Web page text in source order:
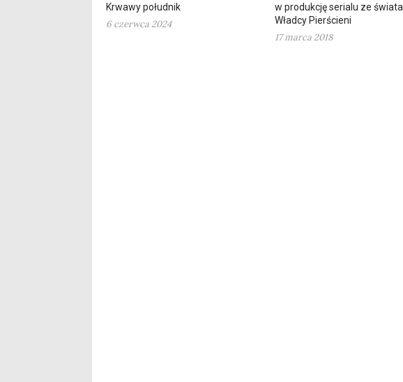
Krwawy południk
6 czerwca 2024
w produkcję serialu ze świata
Władcy Pierścieni
17 marca 2018